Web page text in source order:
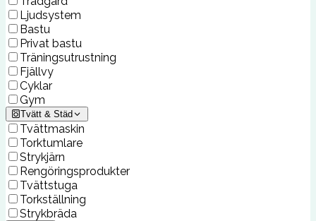
Ljudsystem
Bastu
Privat bastu
Träningsutrustning
Fjällvy
Cyklar
Gym
Tvätt & Städ
Tvättmaskin
Torktumlare
Strykjärn
Rengöringsprodukter
Tvättstuga
Torkställning
Strykbräda